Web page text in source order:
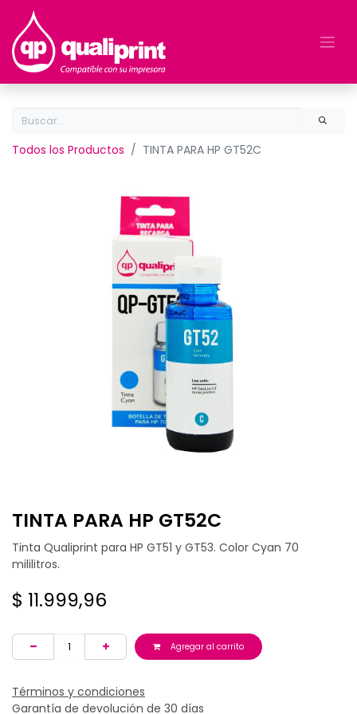
Todos los Productos TINTA PARA HP GT52C
TINTA PARA HP GT52C
Tinta Qualiprint para HP GT51 y GT53. Color Cyan 70
mililitros.
$ 11.999,96
Agregar al carrito
Términos y condiciones
Garantía de devolución de 30 días